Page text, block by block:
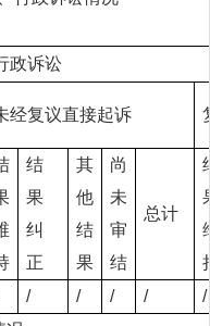
政诉讼
经复议直接起诉
结
果
其
他
尚
未
总计
纠
正
结
果
审
结
/ / / /
/